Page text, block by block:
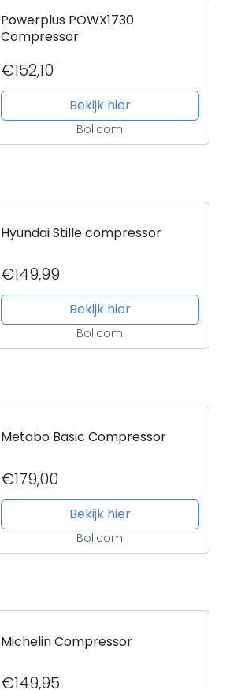
Powerplus POWX1730
Compressor
€152,10
Bekijk hier
Bol.com
Hyundai Stille compressor
€149,99
Bekijk hier
Bol.com
Metabo Basic Compressor
€179,00
Bekijk hier
Bol.com
Michelin Compressor
€149,95